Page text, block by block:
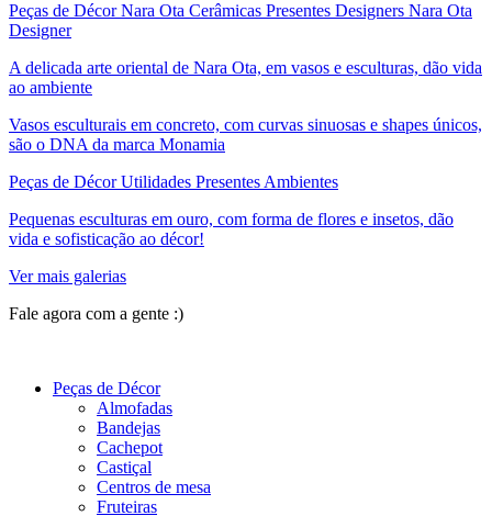
Peças de Décor Nara Ota Cerâmicas Presentes Designers Nara Ota
Designer
A delicada arte oriental de Nara Ota, em vasos e esculturas, dão vida
ao ambiente
Vasos esculturais em concreto, com curvas sinuosas e shapes únicos,
são o DNA da marca Monamia
Peças de Décor Utilidades Presentes Ambientes
Pequenas esculturas em ouro, com forma de flores e insetos, dão
vida e sofisticação ao décor!
Ver mais galerias
Fale agora com a gente :)
Peças de Décor
Almofadas
Bandejas
Cachepot
Castiçal
Centros de mesa
Fruteiras